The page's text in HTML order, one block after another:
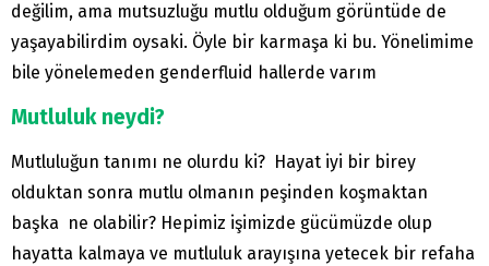
değilim, ama mutsuzluğu mutlu olduğum görüntüde de
yaşayabilirdim oysaki. Öyle bir karmaşa ki bu. Yönelimime
bile yönelemeden genderfluid hallerde varım
Mutluluk neydi?
Mutluluğun tanımı ne olurdu ki? Hayat iyi bir birey
olduktan sonra mutlu olmanın peşinden koşmaktan
başka ne olabilir? Hepimiz işimizde gücümüzde olup
hayatta kalmaya ve mutluluk arayışına yetecek bir refaha